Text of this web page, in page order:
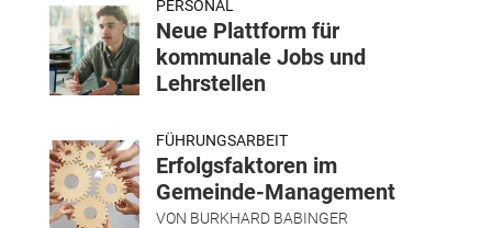
PERSONAL
Neue Plattform für
kommunale Jobs und
Lehrstellen
FÜHRUNGSARBEIT
Erfolgsfaktoren im
Gemeinde-Management
VON BURKHARD BABINGER